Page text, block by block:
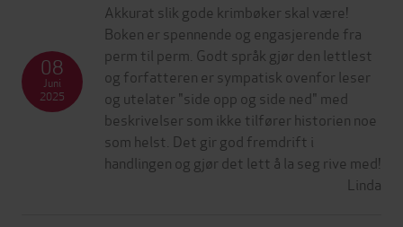
Akkurat slik gode krimbøker skal være!
Boken er spennende og engasjerende fra
perm til perm. Godt språk gjør den lettlest
og forfatteren er sympatisk ovenfor leser
og utelater "side opp og side ned" med
beskrivelser som ikke tilfører historien noe
som helst. Det gir god fremdrift i
handlingen og gjør det lett å la seg rive med!
Linda
08
Juni
2025